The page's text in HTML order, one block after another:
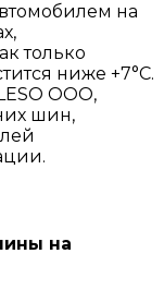
на
только
ниже +7°C.
OOO,
шин,
на